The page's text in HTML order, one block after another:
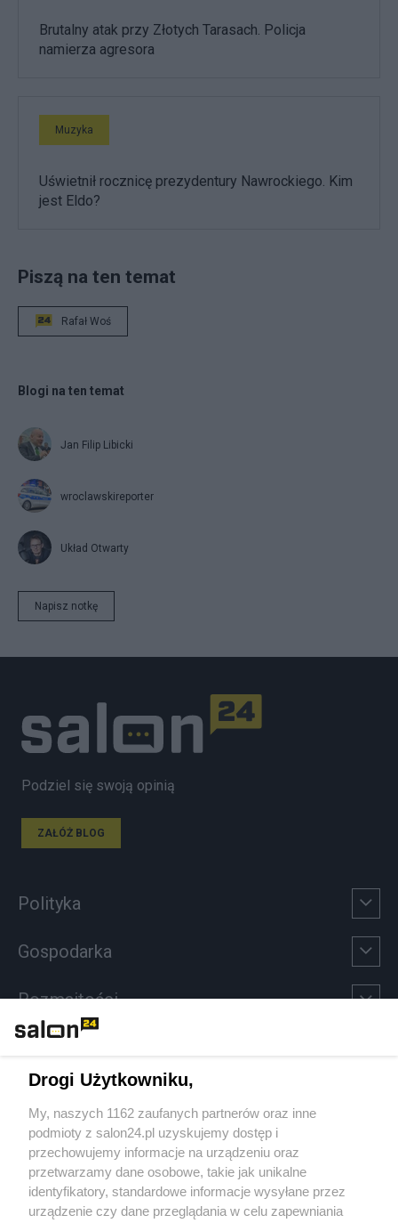
Brutalny atak przy Złotych Tarasach. Policja
namierza agresora
Muzyka
Uświetnił rocznicę prezydentury Nawrockiego. Kim
jest Eldo?
Piszą na ten temat
Rafał Woś
Blogi na ten temat
Jan Filip Libicki
wroclawskireporter
Układ Otwarty
Napisz notkę
Podziel się swoją opinią
ZAŁÓŻ BLOG
Polityka
Gospodarka
Rozmaitości
Sport
Społeczeństwo
Kultura
Drogi Użytkowniku,
My, naszych 1162 zaufanych partnerów oraz inne
podmioty z salon24.pl uzyskujemy dostęp i
przechowujemy informacje na urządzeniu oraz
przetwarzamy dane osobowe, takie jak unikalne
identyfikatory, standardowe informacje wysyłane przez
urządzenie czy dane przeglądania w celu zapewniania